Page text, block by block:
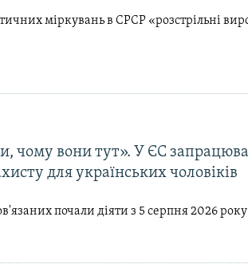
міркувань в СРСР «розстрільні
чому вони тут». У ЄС
для українських чоловіків
почали діяти з 5 серпня 2026 року